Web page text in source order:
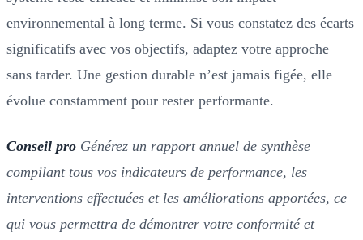
environnemental à long terme. Si vous constatez des écarts
significatifs avec vos objectifs, adaptez votre approche
sans tarder. Une gestion durable n’est jamais figée, elle
évolue constamment pour rester performante.
Conseil pro Générez un rapport annuel de synthèse
compilant tous vos indicateurs de performance, les
interventions effectuées et les améliorations apportées, ce
qui vous permettra de démontrer votre conformité et